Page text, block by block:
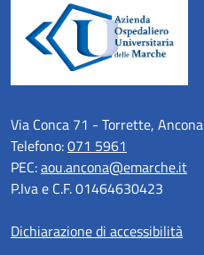
Via Conca 71 - Torrette, Ancona
Telefono:071 5961
PEC:aou.ancona@emarche.it
P.Iva e C.F. 01464630423
Dichiarazione di accessibilità